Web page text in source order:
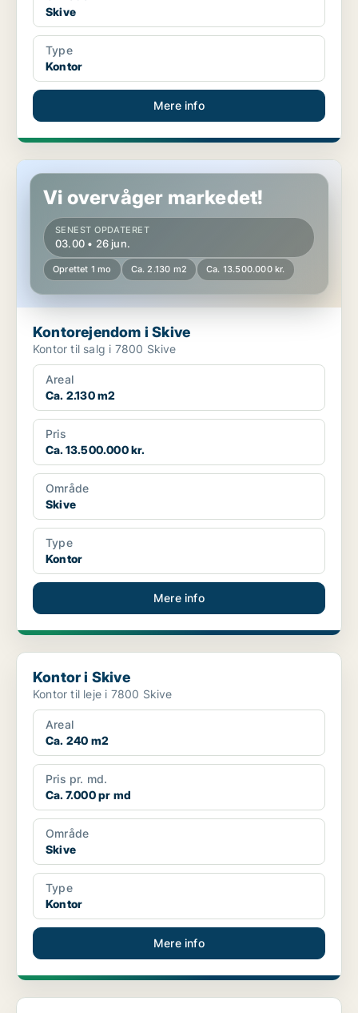
Skive
Type
Kontor
Mere info
Kontorejendom i Skive
Vi overvåger markedet!
SENEST OPDATERET
03.00 • 26 jun.
Oprettet 1 mo Ca. 2.130 m2 Ca. 13.500.000 kr.
Kontorejendom i Skive
Kontor til salg i 7800 Skive
Areal
Ca. 2.130 m2
Pris
Ca. 13.500.000 kr.
Område
Skive
Type
Kontor
Mere info
Kontor i Skive
Kontor i Skive
Kontor til leje i 7800 Skive
Areal
Ca. 240 m2
Pris pr. md.
Ca. 7.000 pr md
Område
Skive
Type
Kontor
Mere info
Kontor i Skive